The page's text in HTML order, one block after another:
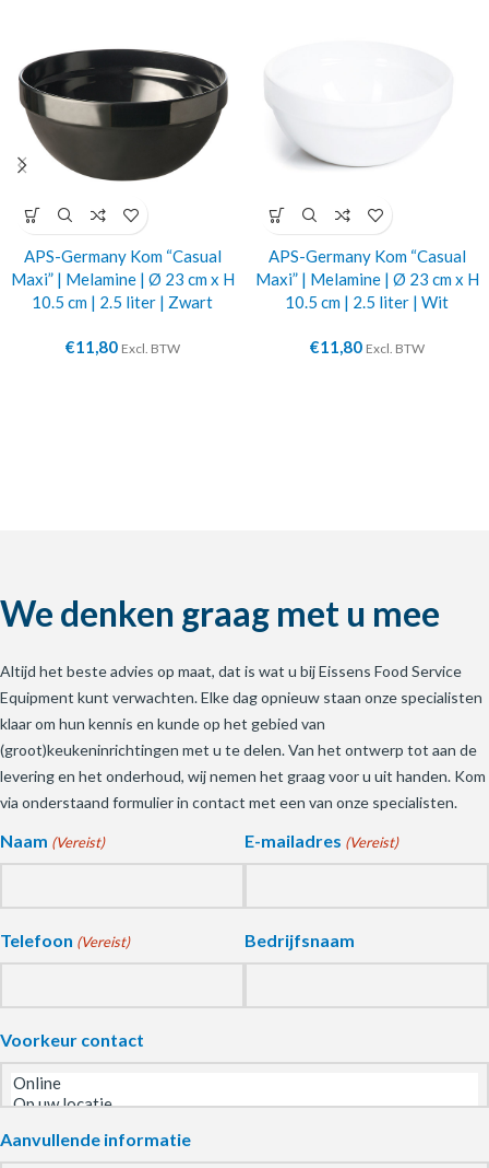
APS-Germany Kom “Casual
Maxi” | Melamine | Ø 23 cm x H
10.5 cm | 2.5 liter | Zwart
€11,80 Excl. BTW
APS-Germany Kom “Casual
Maxi” | Melamine | Ø 23 cm x H
10.5 cm | 2.5 liter | Wit
€11,80 Excl. BTW
We denken graag met u mee
Altijd het beste advies op maat, dat is wat u bij Eissens Food Service
Equipment kunt verwachten. Elke dag opnieuw staan onze specialisten
klaar om hun kennis en kunde op het gebied van
(groot)keukeninrichtingen met u te delen. Van het ontwerp tot aan de
levering en het onderhoud, wij nemen het graag voor u uit handen. Kom
via onderstaand formulier in contact met een van onze specialisten.
Naam (Vereist) E-mailadres (Vereist)
Telefoon (Vereist) Bedrijfsnaam
Voorkeur contact
Aanvullende informatie